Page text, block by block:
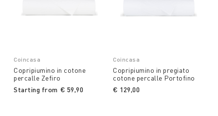
Coincasa
Copripiumino in cotone
percalle Zefiro
Starting from € 59,90
Coincasa
Copripiumino in pregiato
cotone percalle Portofino
€ 129,00